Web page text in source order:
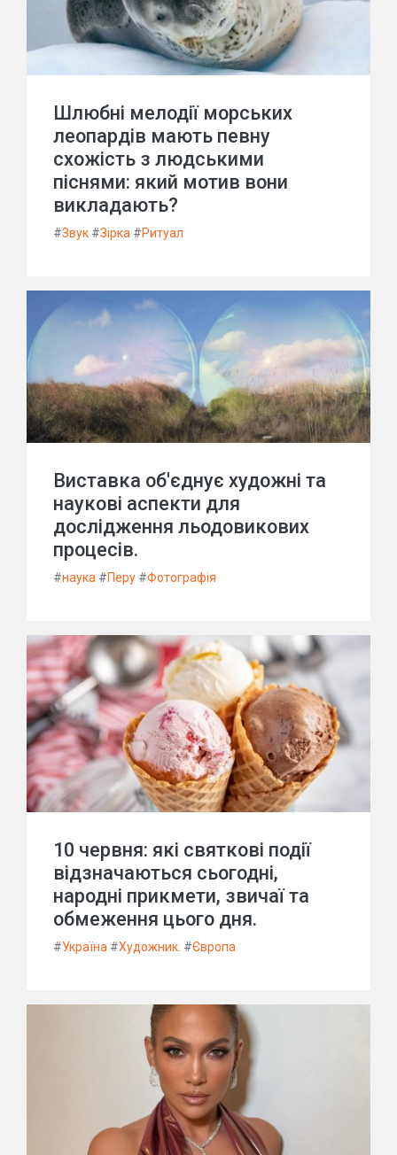
Шлюбні мелодії морських
леопардів мають певну
схожість з людськими
піснями: який мотив вони
викладають?
#Звук #Зірка #Ритуал
Виставка об'єднує художні та
наукові аспекти для
дослідження льодовикових
процесів.
#наука #Перу #Фотографія
10 червня: які святкові події
відзначаються сьогодні,
народні прикмети, звичаї та
обмеження цього дня.
#Україна #Художник. #Європа